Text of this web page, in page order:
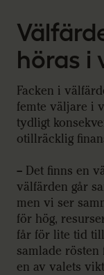
höras i
Facken i
femte väljare i
tydligt
otillräcklig
– Det finns en
välfärden går
men vi ser
för hög,
får för lite tid
samlade
en av valets